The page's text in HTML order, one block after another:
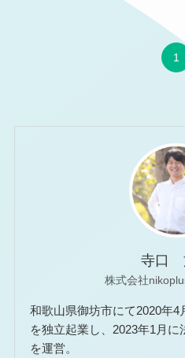
CONTACT
お問い合わせ窓口
弊社のLINEを登録いただ
お問い合わせがよりスム
1
寺口
株式会社
和歌山県御坊市にて2020年
を独立起業し、2023年1月
を運営。